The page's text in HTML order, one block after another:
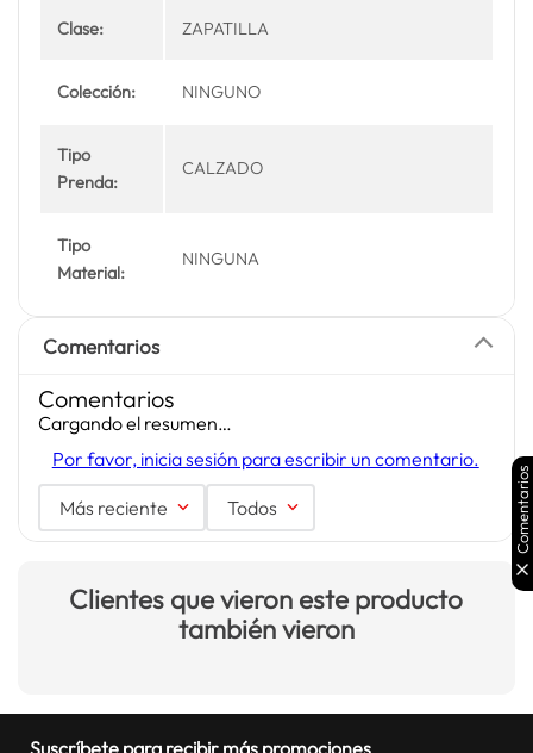
Clase: ZAPATILLA
Colección: NINGUNO
Tipo
Prenda:
CALZADO
Tipo
Material:
NINGUNA
Comentarios
Comentarios
Cargando el resumen…
Por favor, inicia sesión para escribir un comentario.
Más reciente Todos
Clientes que vieron este producto
también vieron
Comentarios